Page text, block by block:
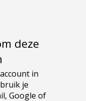
deze